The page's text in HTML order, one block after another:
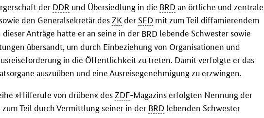
der DDR und Übersiedlung in die BRD an örtliche und zentrale
den Generalsekretär desZKder SED mit zum Teil diffamierendem
Anträge hatte er an seine in der BRD lebende Schwester sowie
übersandt, um durch Einbeziehung von Organisationen und
in die Öffentlichkeit zu treten. Damit verfolgte er das
auszuüben und eine Ausreisegenehmigung zu erzwingen.
»Hilferufe von drüben« des ZDF-Magazins erfolgten Nennung der
Teil durch Vermittlung seiner in der BRD lebenden Schwester